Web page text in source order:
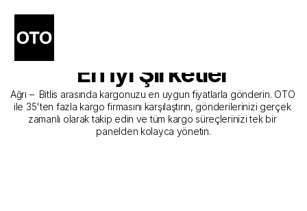
Gönderim Hizmeti Sunan
En İyi Şirketler
Ağrı –  Bitlis arasında kargonuzu en uygun fiyatlarla gönderin. OTO
ile 35'ten fazla kargo firmasını karşılaştırın, gönderilerinizi gerçek
zamanlı olarak takip edin ve tüm kargo süreçlerinizi tek bir
panelden kolayca yönetin.